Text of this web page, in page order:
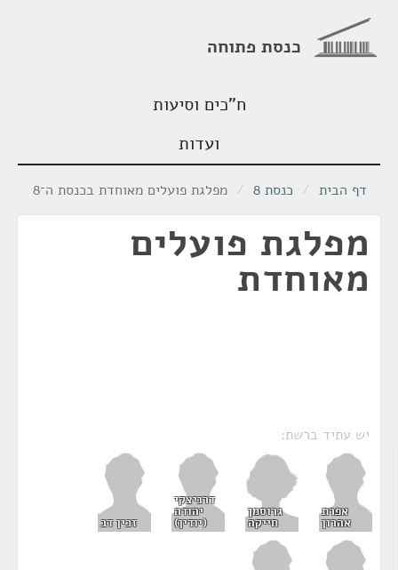
כנסת פתוחה
ח"כים וסיעות
ועדות
דף הבית / כנסת 8 / מפלגת פועלים מאוחדת בכנסת ה־8
מפלגת פועלים
מאוחדת
יש עתיד ברשת:
אפרת
אהרון
גרוסמן
חייקה
דרניצקי
יהודה
(יודין) זכין דב